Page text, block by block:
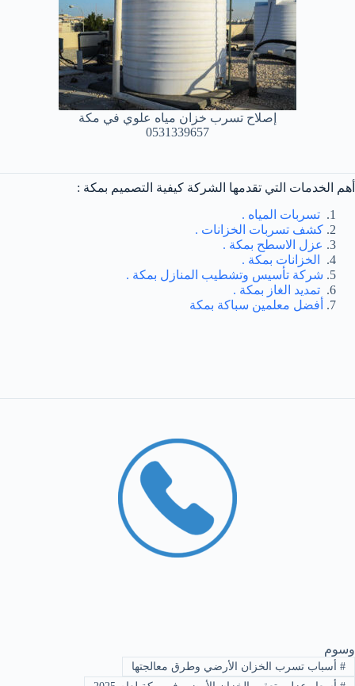
إصلاح تسرب خزان مياه علوي في مكة
0531339657
أهم الخدمات التي تقدمها الشركة كيفية التصميم بمكة :
تسربات المياه .
كشف تسربات الخزانات .
عزل الاسطح بمكة .
الخزانات بمكة .
شركة تأسيس وتشطيب المنازل بمكة .
تمديد الغاز بمكة .
أفضل معلمين سباكة بمكة
وسوم
#أسباب تسرب الخزان الأرضي وطرق معالجتها